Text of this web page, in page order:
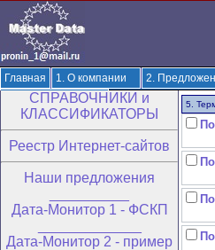
Главная 1. О компании 2.
8. Новое на сайте
CПРАВОЧНИКИ и
КЛАССИФИКАТОРЫ
Реестр Интернет-сайтов
Hаши предложения
Дата-Монитор 1 - ФСКП
Дата-Монитор 2 - пример
5.